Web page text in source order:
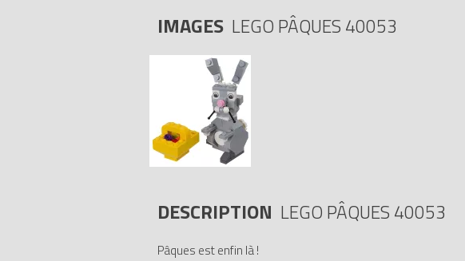
IMAGES LEGO PÂQUES 40053
DESCRIPTION LEGO PÂQUES 40053
Pâques est enfin là !